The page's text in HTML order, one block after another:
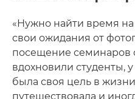
«Нужно найти время на
свои ожидания от
посещение семинаров
вдохновили студенты,
была своя цель в
путешествовала и